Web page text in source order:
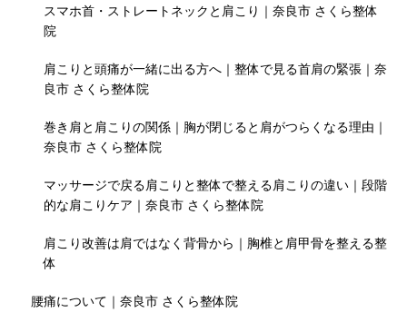
スマホ首・ストレートネックと肩こり｜奈良市 さくら整体
院
肩こりと頭痛が一緒に出る方へ｜整体で見る首肩の緊張｜奈
良市 さくら整体院
巻き肩と肩こりの関係｜胸が閉じると肩がつらくなる理由｜
奈良市 さくら整体院
マッサージで戻る肩こりと整体で整える肩こりの違い｜段階
的な肩こりケア｜奈良市 さくら整体院
肩こり改善は肩ではなく背骨から｜胸椎と肩甲骨を整える整
体
腰痛について｜奈良市 さくら整体院